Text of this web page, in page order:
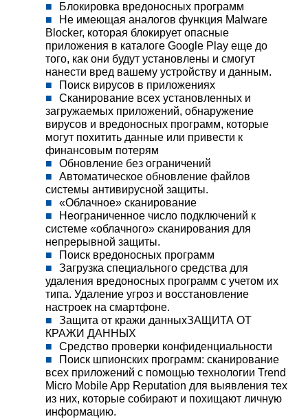
Блокировка вредоносных программ
Не имеющая аналогов функция Malware
Blocker, которая блокирует опасные
приложения в каталоге Google Play еще до
того, как они будут установлены и смогут
нанести вред вашему устройству и данным.
Поиск вирусов в приложениях
Сканирование всех установленных и
загружаемых приложений, обнаружение
вирусов и вредоносных программ, которые
могут похитить данные или привести к
финансовым потерям
Обновление без ограничений
Автоматическое обновление файлов
системы антивирусной защиты.
«Облачное» сканирование
Неограниченное число подключений к
системе «облачного» сканирования для
непрерывной защиты.
Поиск вредоносных программ
Загрузка специального средства для
удаления вредоносных программ с учетом их
типа. Удаление угроз и восстановление
настроек на смартфоне.
Защита от кражи данныхЗАЩИТА ОТ
КРАЖИ ДАННЫХ
Средство проверки конфиденциальности
Поиск шпионских программ: сканирование
всех приложений с помощью технологии Trend
Micro Mobile App Reputation для выявления тех
из них, которые собирают и похищают личную
информацию.